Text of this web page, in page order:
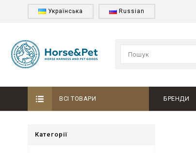
Українська Russian
ВСІ ТОВАРИ БРЕНДИ
Категорії